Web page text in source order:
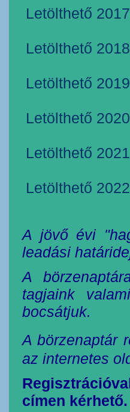
Letölthető
Letölthető
Letölthető
Letölthető
Letölthető
Letölthető
A jövő évi
leadási
A
tagjaink
bocsátjuk.
A börzenaptár
az internetes
címen kérhető.